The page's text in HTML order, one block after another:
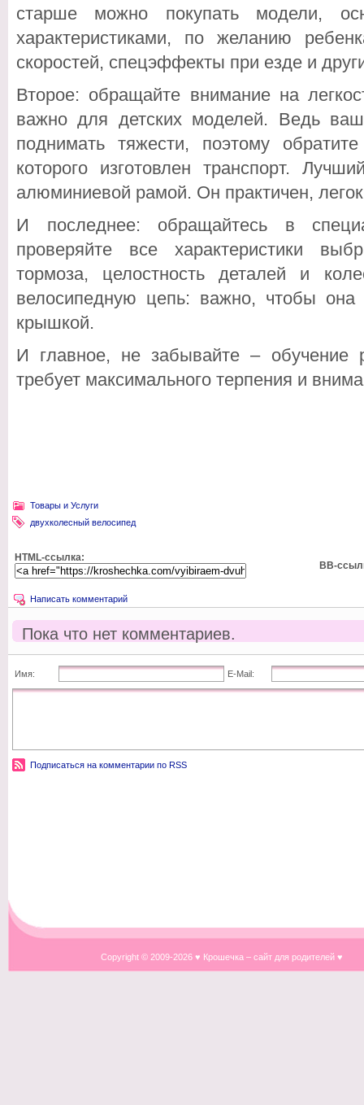
старше можно покупать модели,
характеристиками, по желанию
скоростей, спецэффекты при езде и
Второе: обращайте внимание на
важно для детских моделей. Ведь
поднимать тяжести, поэтому
которого изготовлен транспорт.
алюминиевой рамой. Он практичен,
И последнее: обращайтесь в
проверяйте все характеристики
тормоза, целостность деталей и
велосипедную цепь: важно, чтобы
крышкой.
И главное, не забывайте – обучение
требует максимального терпения и
Товары и Услуги
двухколесный велосипед
HTML-ссылка:
BB-
Написать комментарий
Пока что нет комментариев.
Имя: E-Mail:
Подписаться на комментарии по RSS
Copyright © 2009-2026 ♥ Крошечка – сайт для родителей ♥